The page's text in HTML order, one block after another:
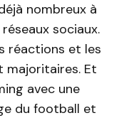
nombreux à
sociaux.
réactions et les
majoritaires. Et
avec une
du football et